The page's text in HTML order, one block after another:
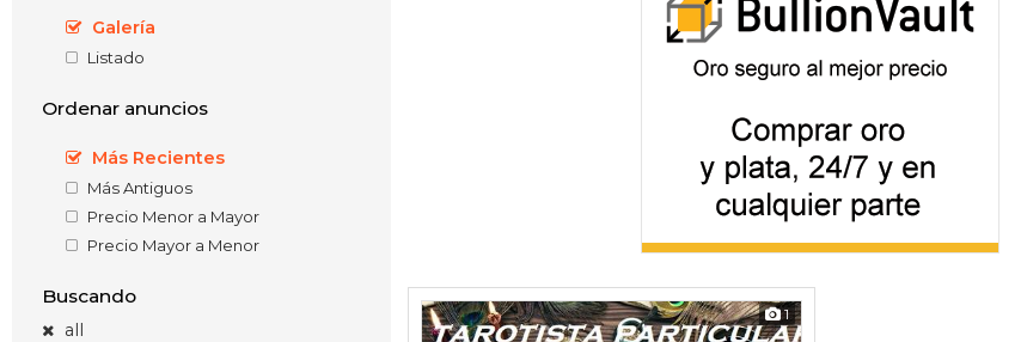
Galería
Listado
Ordenar anuncios
Más Recientes
Más Antiguos
Precio Menor a Mayor
Precio Mayor a Menor
Buscando
all
1